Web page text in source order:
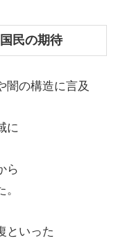
民の期待
闇の構造に言及
に
ら
といった